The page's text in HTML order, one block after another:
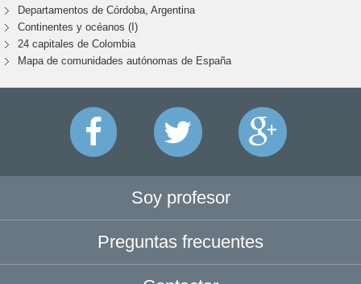
Departamentos de Córdoba, Argentina
Continentes y océanos (I)
24 capitales de Colombia
Mapa de comunidades autónomas de España
Soy profesor
Preguntas frecuentes